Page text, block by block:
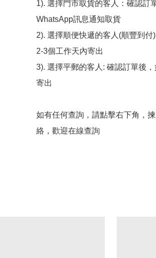
1). 選擇門市取貨的客人：確認訂
WhatsApp訊息通知取貨
2). 選擇順便快遞的客人(順豐到
2-3個工作天內寄出
3). 選擇平郵的客人: 確認訂單後
寄出
如有任何查詢，請點擊右下角，
絡，歡迎在線查詢